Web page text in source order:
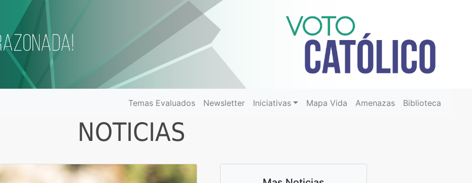
Temas Evaluados Newsletter Iniciativas Mapa Vida Amenazas Biblioteca
NOTICIAS